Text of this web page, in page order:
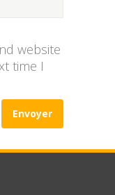
website
time I